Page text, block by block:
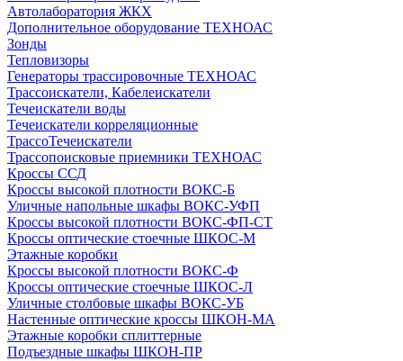
Автолаборатория ЖКХ
Дополнительное оборудование ТЕХНОАС
Зонды
Тепловизоры
Генераторы трассировочные ТЕХНОАС
Трассоискатели, Кабелеискатели
Течеискатели воды
Течеискатели корреляционные
ТрассоТечеискатели
Трассопоисковые приемники ТЕХНОАС
Кроссы ССД
Кроссы высокой плотности ВОКС-Б
Уличные напольные шкафы ВОКС-УФП
Кроссы высокой плотности ВОКС-ФП-СТ
Кроссы оптические стоечные ШКОС-М
Этажные коробки
Кроссы высокой плотности ВОКС-Ф
Кроссы оптические стоечные ШКОС-Л
Уличные столбовые шкафы ВОКС-УБ
Настенные оптические кроссы ШКОН-МА
Этажные коробки сплиттерные
Подъездные шкафы ШКОН-ПР